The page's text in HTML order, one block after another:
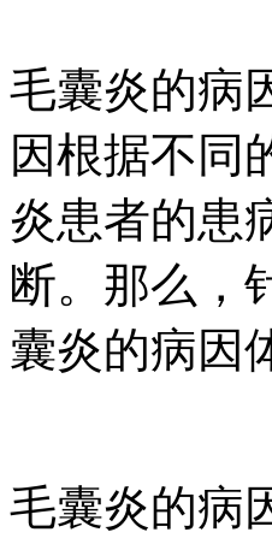
毛囊炎的病
因根据不同
炎患者的患
断。那么，
囊炎的病因
毛囊炎的病